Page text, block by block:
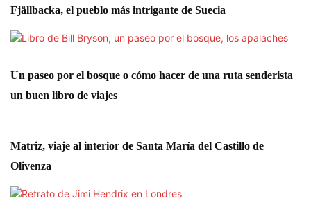
Fjällbacka, el pueblo más intrigante de Suecia
Un paseo por el bosque o cómo hacer de una ruta senderista
un buen libro de viajes
Matriz, viaje al interior de Santa María del Castillo de
Olivenza